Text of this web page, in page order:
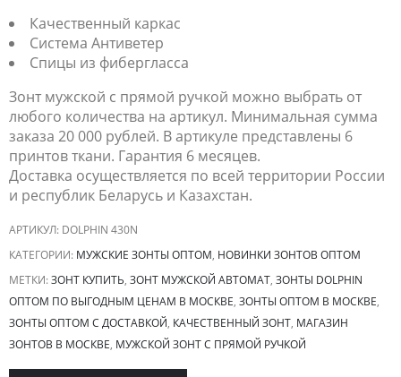
Качественный каркас
Система Антиветер
Спицы из фибергласса
Зонт мужской с прямой ручкой можно выбрать от
любого количества на артикул. Минимальная сумма
заказа 20 000 рублей. В артикуле представлены 6
принтов ткани. Гарантия 6 месяцев.
Доставка осуществляется по всей территории России
и республик Беларусь и Казахстан.
АРТИКУЛ: DOLPHIN 430N
КАТЕГОРИИ: МУЖСКИЕ ЗОНТЫ ОПТОМ, НОВИНКИ ЗОНТОВ ОПТОМ
МЕТКИ:ЗОНТ КУПИТЬ, ЗОНТ МУЖСКОЙ АВТОМАТ, ЗОНТЫ DOLPHIN
ОПТОМ ПО ВЫГОДНЫМ ЦЕНАМ В МОСКВЕ, ЗОНТЫ ОПТОМ В МОСКВЕ,
ЗОНТЫ ОПТОМ С ДОСТАВКОЙ, КАЧЕСТВЕННЫЙ ЗОНТ, МАГАЗИН
ЗОНТОВ В МОСКВЕ, МУЖСКОЙ ЗОНТ С ПРЯМОЙ РУЧКОЙ